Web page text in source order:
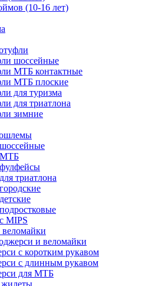
(10-16 лет)
шоссейные
МТБ контактные
МТБ плоские
для туризма
для триатлона
зимние
триатлона
MIPS
и веломайки
с коротким рукавом
с длинным рукавом
для МТБ
жилеты